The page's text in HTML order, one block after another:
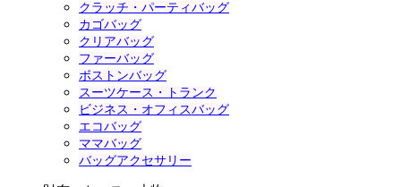
クラッチ・パーティバッグ
カゴバッグ
クリアバッグ
ファーバッグ
ボストンバッグ
スーツケース・トランク
ビジネス・オフィスバッグ
エコバッグ
ママバッグ
バッグアクセサリー